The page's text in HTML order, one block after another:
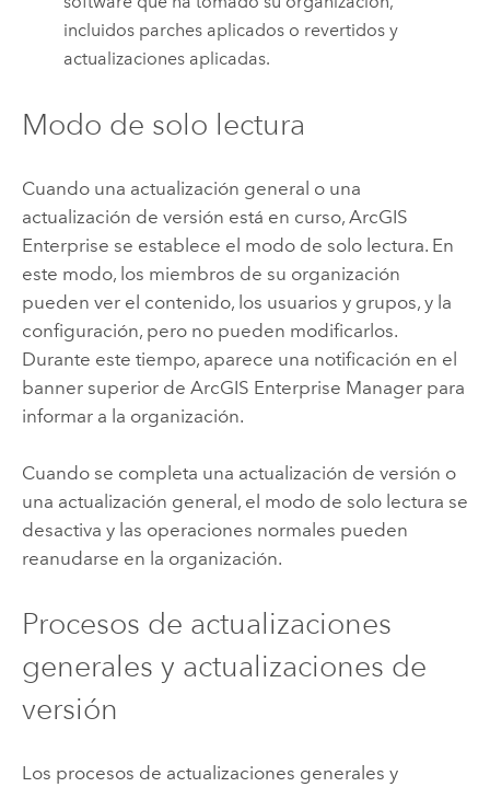
incluidos parches aplicados o revertidos y
actualizaciones aplicadas.
Modo de solo lectura
Cuando una actualización general o una
actualización de versión está en curso, ArcGIS
Enterprise se establece el modo de solo lectura. En
este modo, los miembros de su organización
pueden ver el contenido, los usuarios y grupos, y la
configuración, pero no pueden modificarlos.
Durante este tiempo, aparece una notificación en el
banner superior de ArcGIS Enterprise Managerpara
informar a la organización.
Cuando se completa una actualización de versión o
una actualización general, el modo de solo lectura se
desactiva y las operaciones normales pueden
reanudarse en la organización.
Procesos de actualizaciones
generales y actualizaciones de
versión
Los procesos de actualizaciones generales y